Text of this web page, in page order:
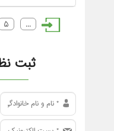
5 ...
ثبت